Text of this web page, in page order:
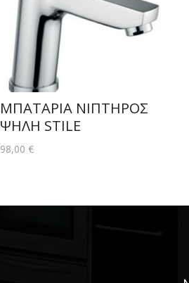
ΜΠΑΤΑΡΙΑ ΝΙΠΤΗΡΟΣ
ΨΗΛΗ STILE
98,00 €